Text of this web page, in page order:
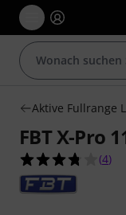
Aktive Fullrange
FBT X-Pro
3.8
(4)